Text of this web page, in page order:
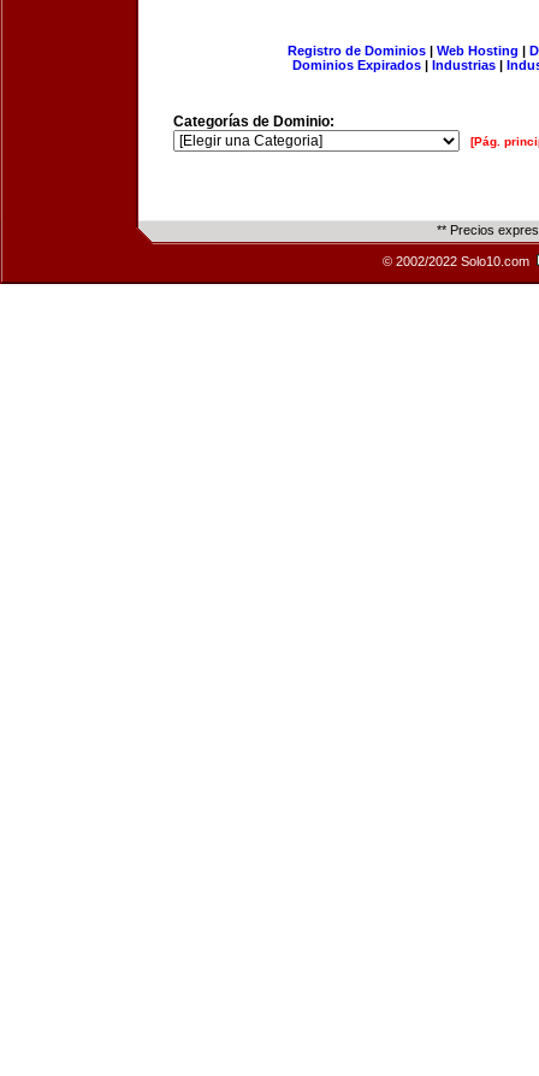
Registro de Dominios| Web Hosting |
Dominios Expirados | Industrias |
Categorías de Dominio:
[Pág.
** Precios
© 2002/2022 Solo10.com